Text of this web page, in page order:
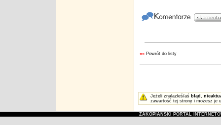
«« Powrót do listy
Jeżeli znalazłeś/aś błąd ,
zawartość tej strony i możesz je
ZAKOPIAŃSKI PORTAL